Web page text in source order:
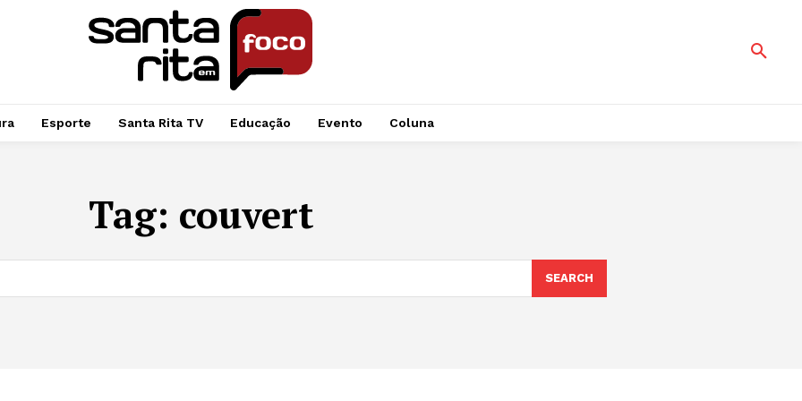
Esporte Santa Rita TV Educação Evento Coluna
Tag: couvert
SEARCH